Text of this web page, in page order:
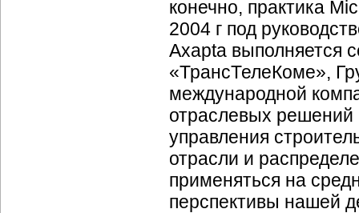
конечно, практика
2004 г под
Axapta выполняется
«ТрансТелеКоме»,
международной
отраслевых решений
управления
отрасли и
применяться на
перспективы нашей